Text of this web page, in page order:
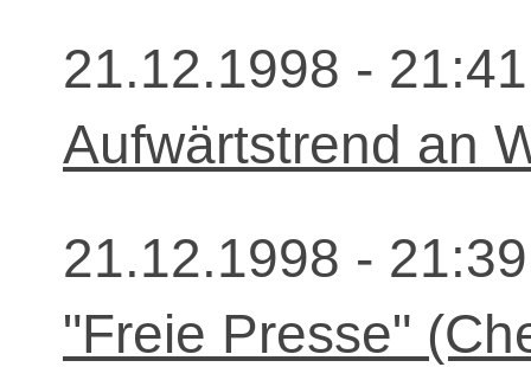
21.12.1998 -
Aufwärtstrend an
21.12.1998 -
"Freie Presse"